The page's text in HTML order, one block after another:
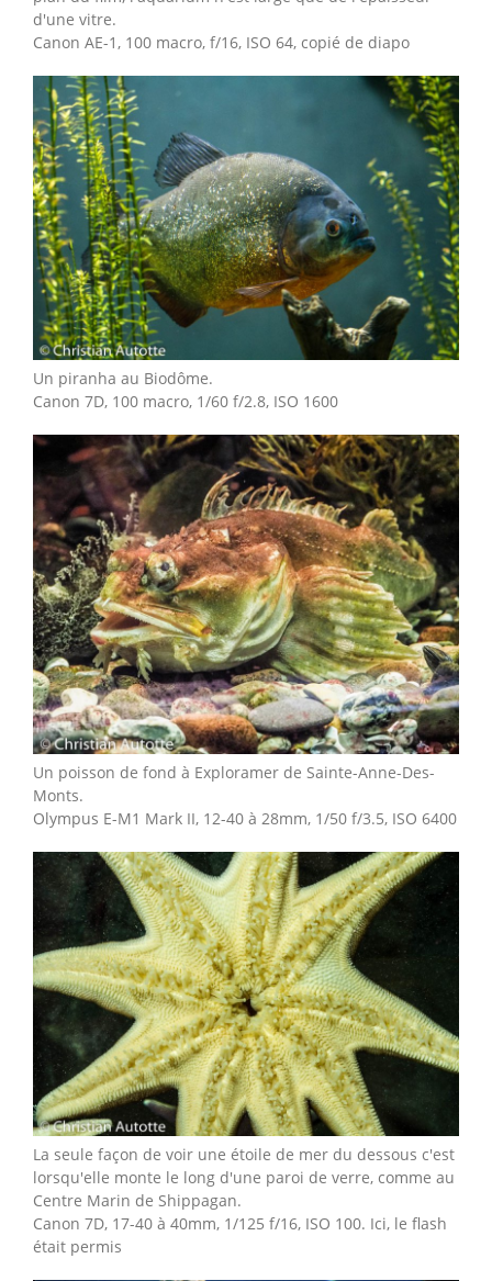
d'une vitre.
Canon AE-1, 100 macro, f/16, ISO 64, copié de diapo
Un piranha au Biodôme.
Canon 7D, 100 macro, 1/60 f/2.8, ISO 1600
Un poisson de fond à Exploramer de Sainte-Anne-Des-
Monts.
Olympus E-M1 Mark II, 12-40 à 28mm, 1/50 f/3.5, ISO 6400
La seule façon de voir une étoile de mer du dessous c'est
lorsqu'elle monte le long d'une paroi de verre, comme au
Centre Marin de Shippagan.
Canon 7D, 17-40 à 40mm, 1/125 f/16, ISO 100. Ici, le flash
était permis